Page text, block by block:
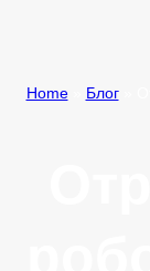
Home» Блог»